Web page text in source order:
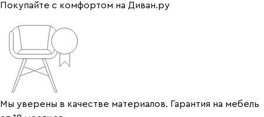
Покупайте с комфортом на Диван.ру
Мы уверены в качестве материалов. Гарантия на мебель